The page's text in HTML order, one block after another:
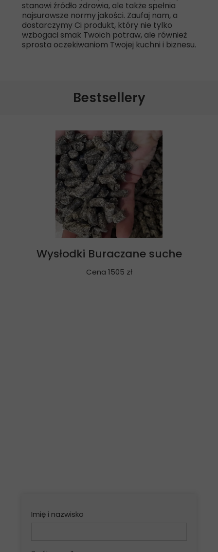
Wysłodki Buraczane suche
Cena 1505 zł
stanowi źródło zdrowia, ale także spełnia
najsurowsze normy jakości. Zaufaj nam, a
dostarczymy Ci produkt, który nie tylko
wzbogaci smak Twoich potraw, ale również
sprosta oczekiwaniom Twojej kuchni i biznesu.
Bestsellery
Imię i nazwisko